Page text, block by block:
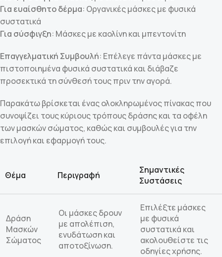
Για ευαίσθητο δέρμα: Οργανικές μάσκες με φυσικά
συστατικά
Για σύσφιγξη: Μάσκες με καολίνη και μπεντονίτη
Επαγγελματική Συμβουλή: Επέλεγε πάντα μάσκες με
πιστοποιημένα φυσικά συστατικά και διάβαζε
προσεκτικά τη σύνθεσή τους πριν την αγορά.
Παρακάτω βρίσκεται ένας ολοκληρωμένος πίνακας που
συνοψίζει τους κύριους τρόπους δράσης και τα οφέλη
των μασκών σώματος, καθώς και συμβουλές για την
επιλογή και εφαρμογή τους.
Θέμα Περιγραφή
Σημαντικές
Συστάσεις
Δράση
Μασκών
Σώματος
Οι μάσκες δρουν
με απολέπιση,
ενυδάτωση και
αποτοξίνωση.
Επιλέξτε μάσκες
με φυσικά
συστατικά και
ακολουθείστε τις
οδηγίες χρήσης.